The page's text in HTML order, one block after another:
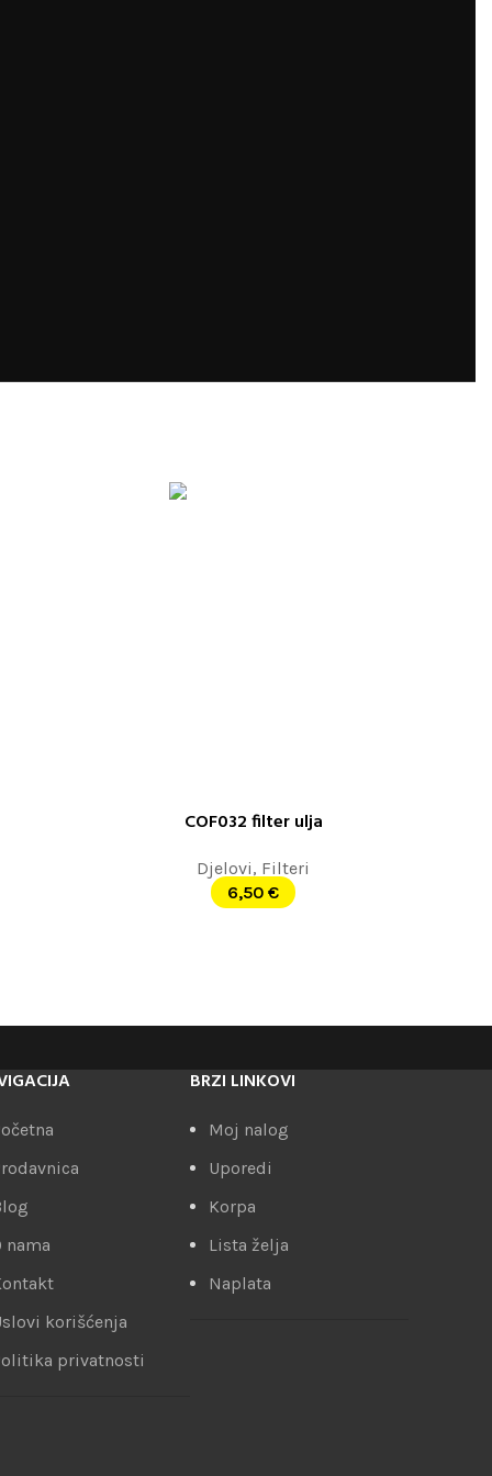
DODAJ U KORPUCOF032 filter ulja
Djelovi, Filteri
6,50 €
nama
korišćenja
privatnosti
BRZI LINKOVI
Moj nalog
Uporedi
Korpa
Lista želja
Naplata